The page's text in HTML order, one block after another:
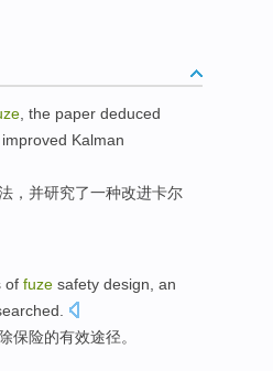
, the paper deduced
improved Kalman
， 并研究了一种改进卡尔
of fuze safety design , an
保险的有效途径。